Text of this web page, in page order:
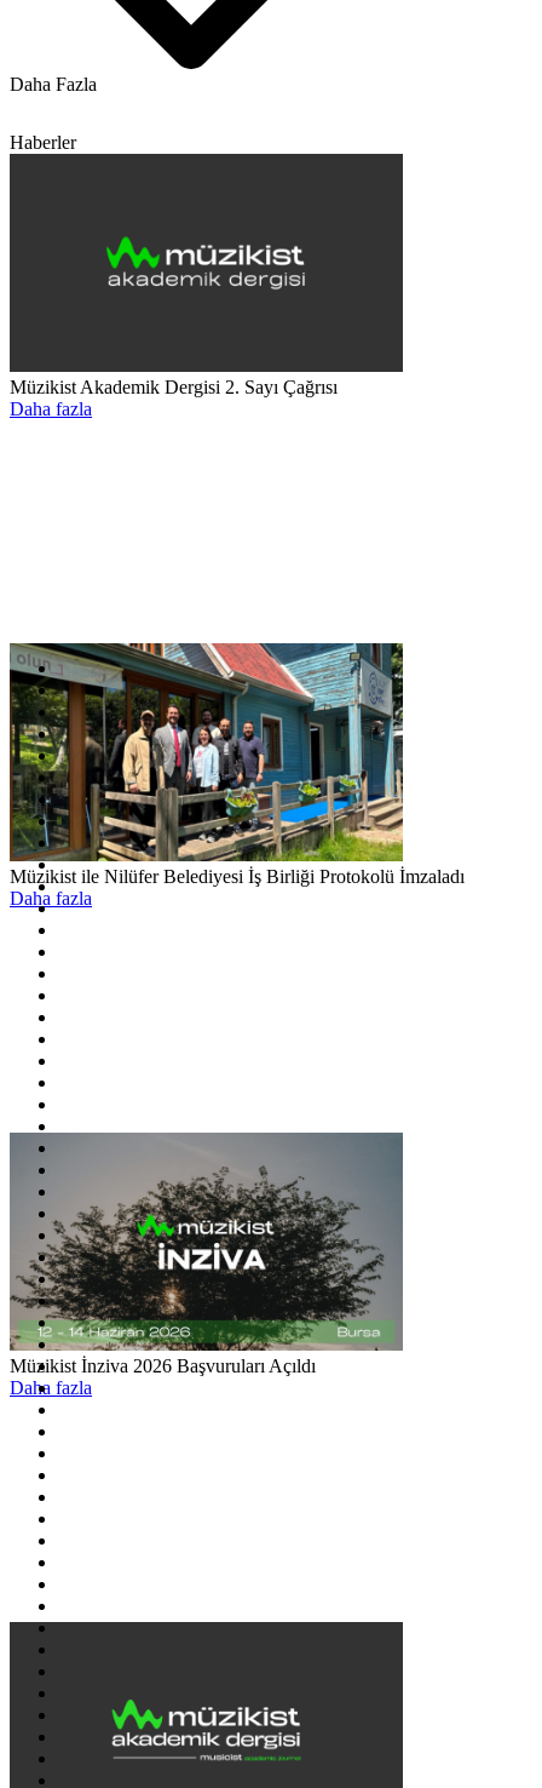
Daha Fazla
Haberler
Müzikist Akademik Dergisi 2. Sayı Çağrısı
Daha fazla
Müzikist ile Nilüfer Belediyesi İş Birliği Protokolü İmzaladı
Daha fazla
Müzikist İnziva 2026 Başvuruları Açıldı
Daha fazla